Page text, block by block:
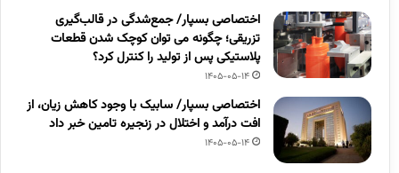
اختصاصی بسپار/ جمع‌شدگی در قالب‌گیری
تزریقی؛ چگونه می توان کوچک شدن قطعات
پلاستیکی پس از تولید را کنترل کرد؟
1405-05-14
اختصاصی بسپار/ سابیک با وجود کاهش زیان، از
افت درآمد و اختلال در زنجیره تامین خبر داد
1405-05-14